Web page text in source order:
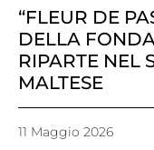
“FLEUR DE
DELLA
RIPARTE NEL
MALTESE
11 Maggio 2026